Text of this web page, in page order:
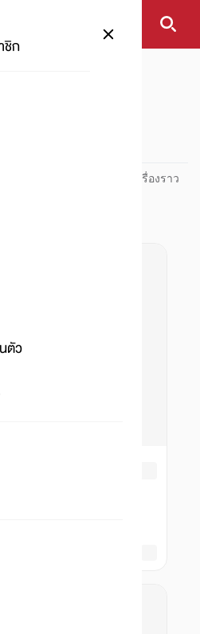
ชิก
ตัว
โมชัน อัปเดตและติดตามทุกเรื่องราว